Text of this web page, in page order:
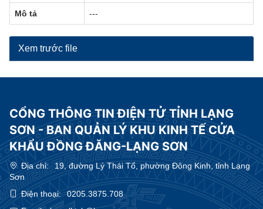
Mô tả ---
Xem trước file
CỔNG THÔNG TIN ĐIỆN TỬ TỈNH LẠNG
SƠN - BAN QUẢN LÝ KHU KINH TẾ CỬA
KHẨU ĐỒNG ĐĂNG-LẠNG SƠN
Địa chỉ:
19, đường Lý Thái Tổ, phường Đông Kinh, tỉnh Lạng
Sơn
Điện thoại:
0205.3875.708